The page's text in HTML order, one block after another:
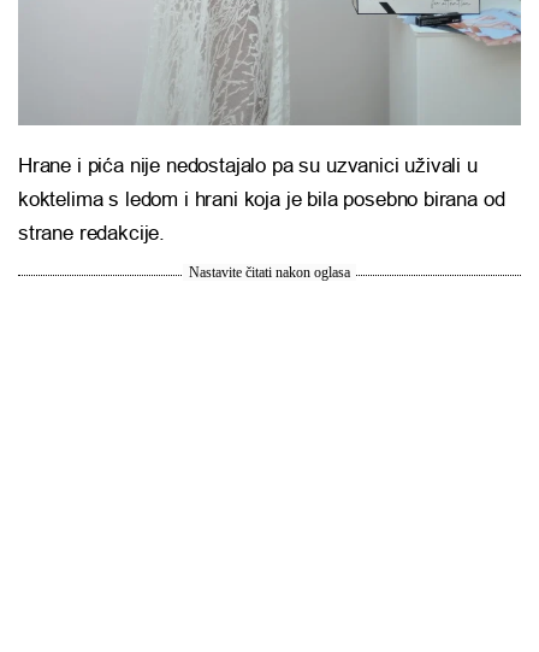
Hrane i pića nije nedostajalo pa su uzvanici uživali u
koktelima s ledom i hrani koja je bila posebno birana od
strane redakcije.
Nastavite čitati nakon oglasa